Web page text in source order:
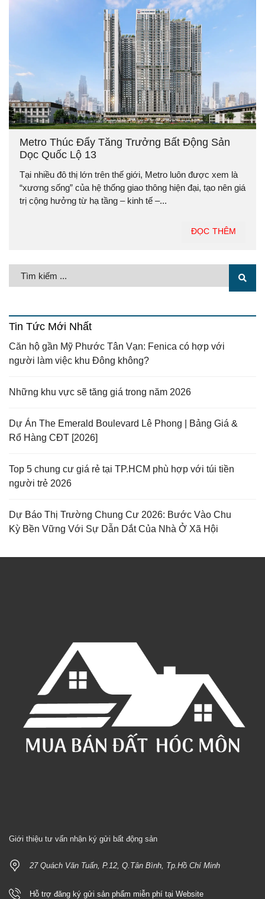
Metro Thúc Đẩy Tăng Trưởng Bất Động Sản
Dọc Quốc Lộ 13
Tại nhiều đô thị lớn trên thế giới, Metro luôn được xem là
“xương sống” của hệ thống giao thông hiện đại, tạo nên giá
trị cộng hưởng từ hạ tầng – kinh tế –...
ĐỌC THÊM
Tin Tức Mới Nhất
Căn hộ gần Mỹ Phước Tân Vạn: Fenica có hợp với
người làm việc khu Đông không?
Những khu vực sẽ tăng giá trong năm 2026
Dự Án The Emerald Boulevard Lê Phong | Bảng Giá &
Rổ Hàng CĐT [2026]
Top 5 chung cư giá rẻ tại TP.HCM phù hợp với túi tiền
người trẻ 2026
Dự Báo Thị Trường Chung Cư 2026: Bước Vào Chu
Kỳ Bền Vững Với Sự Dẫn Dắt Của Nhà Ở Xã Hội
Giới thiệu tư vấn nhận ký gửi bất động sản
27 Quách Văn Tuấn, P.12, Q.Tân Bình, Tp.Hồ Chí Minh
Hỗ trợ đăng ký gửi sản phẩm miễn phí tại Website